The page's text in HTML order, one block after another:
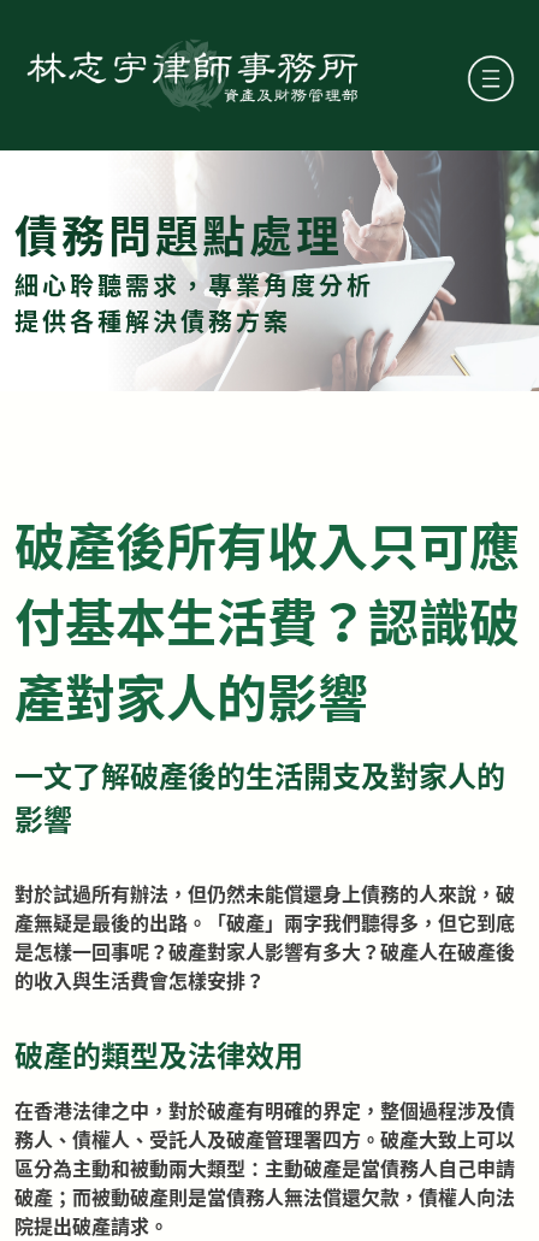
債務問題點處理
細心聆聽需求，專業角度分析
提供各種解決債務方案
破產後所有收入只可應
付基本生活費？認識破
產對家人的影響
一文了解破產後的生活開支及對家人的
影響
對於試過所有辦法，但仍然未能償還身上債務的人來說，破
產無疑是最後的出路。「破產」兩字我們聽得多，但它到底
是怎樣一回事呢？破產對家人影響有多大？破產人在破產後
的收入與生活費會怎樣安排？
破產的類型及法律效用
在香港法律之中，對於破產有明確的界定，整個過程涉及債
務人、債權人、受託人及破產管理署四方。破產大致上可以
區分為主動和被動兩大類型：主動破產是當債務人自己申請
破產；而被動破產則是當債務人無法償還欠款，債權人向法
院提出破產請求。